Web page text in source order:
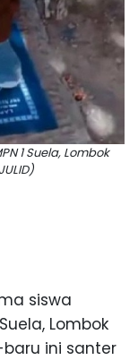
1 Suela, Lombok
siswa
Lombok
baru ini santer